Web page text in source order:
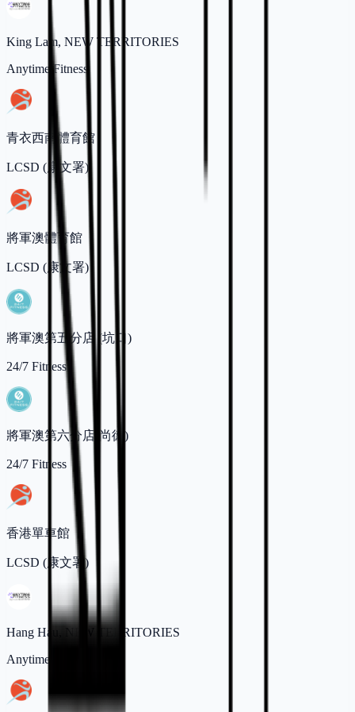
King Lam, NEW TERRITORIES
Anytime Fitness
青衣西南體育館
LCSD (康文署)
將軍澳體育館
LCSD (康文署)
將軍澳第五分店 (坑口)
24/7 Fitness
將軍澳第六分店(尚德)
24/7 Fitness
香港單車館
LCSD (康文署)
Hang Hau, NEW TERRITORIES
Anytime Fitness